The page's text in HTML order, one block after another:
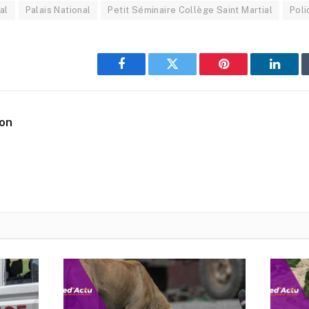
Palais National Petit Séminaire Collège Saint Martial
Facebook Twitter Pinterest